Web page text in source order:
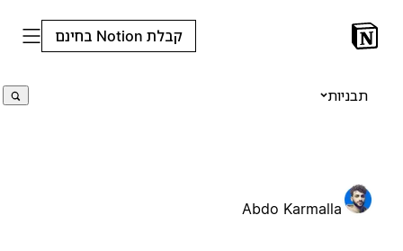
קבלת Notion בחינם
תבניות
Abdo Karmalla